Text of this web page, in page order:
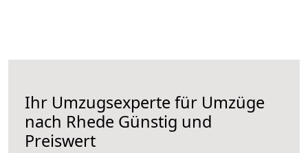
Ihr Umzugsexperte für Umzüge
nach Rhede Günstig und
Preiswert